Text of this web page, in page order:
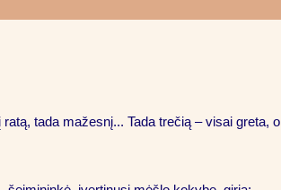
tada mažesnį... Tada trečią – visai greta,